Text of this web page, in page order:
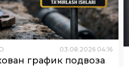
03.08.2026 04:16
график подвоза